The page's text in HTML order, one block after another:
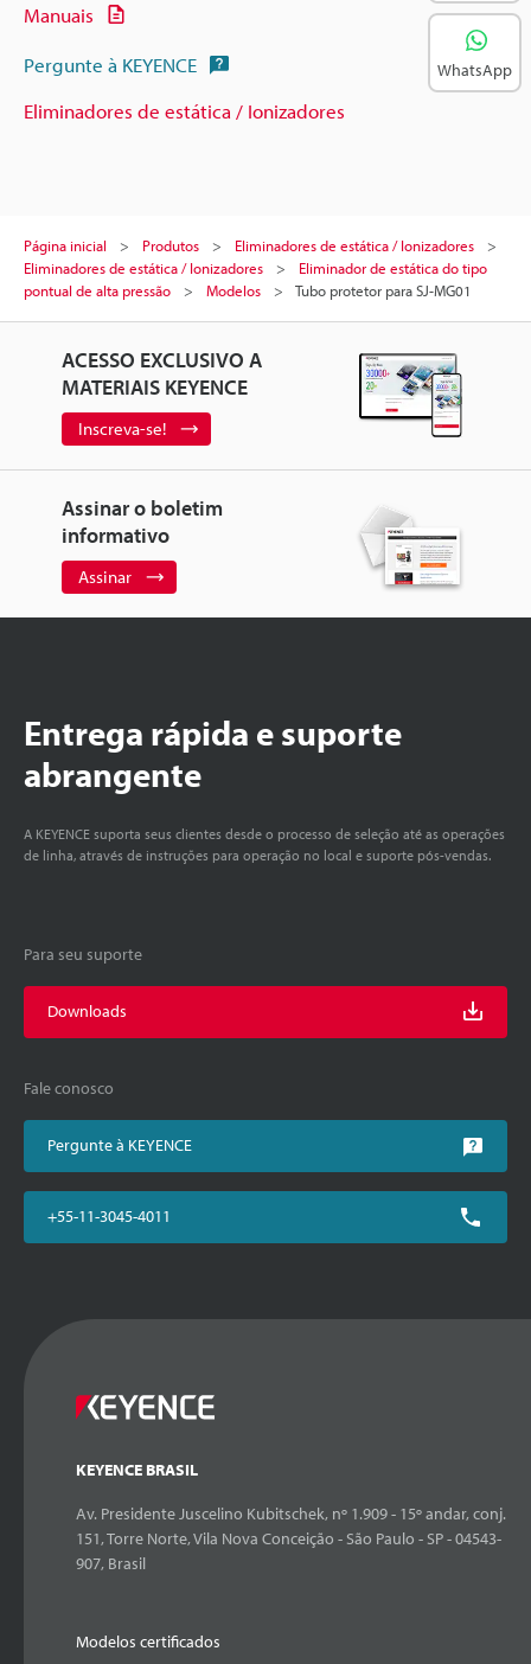
Manuais
Pergunte à KEYENCE
Eliminadores de estática / Ionizadores
Página inicial Produtos
Eliminadores de estática / Ionizadores
Eliminadores de estática / Ionizadores
Eliminador de estática do tipo
pontual de alta pressão
Modelos Tubo protetor para SJ-MG01
ACESSO EXCLUSIVO A
MATERIAIS KEYENCE
Inscreva-se!
Assinar o boletim
informativo
Assinar
Entrega rápida e suporte
abrangente
A KEYENCE suporta seus clientes desde o processo de seleção até as operações
de linha, através de instruções para operação no local e suporte pós-vendas.
Para seu suporte
Downloads
Fale conosco
Pergunte à KEYENCE
+55-11-3045-4011
KEYENCE BRASIL
Av. Presidente Juscelino Kubitschek, nº 1.909 - 15º andar, conj.
151, Torre Norte, Vila Nova Conceição - São Paulo - SP - 04543-
907, Brasil
Modelos certificados
WhatsApp